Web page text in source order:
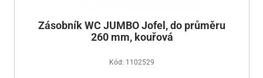
Zásobník WC JUMBO Jofel, do průměru
260 mm, kouřová
Kód: 1102529